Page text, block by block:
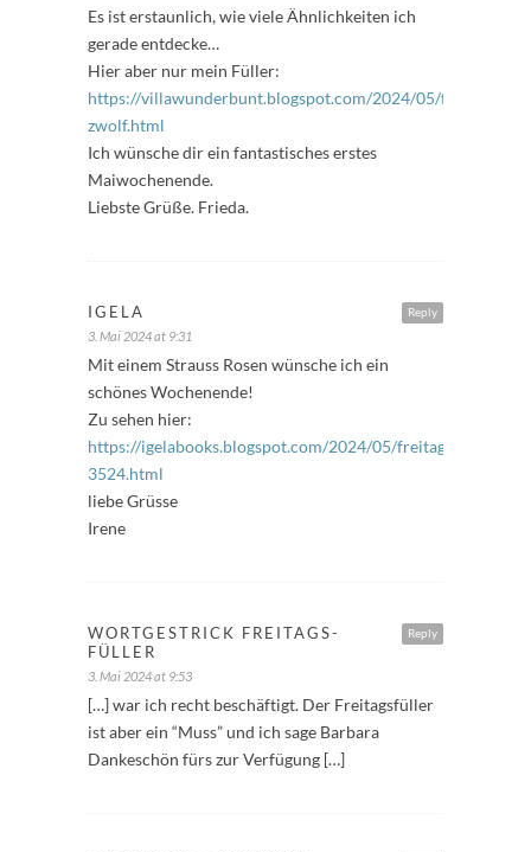
Es ist erstaunlich, wie viele Ähnlichkeiten ich
gerade entdecke…
Hier aber nur mein Füller:
https://villawunderbunt.blogspot.com/2024/05/
zwolf.html
Ich wünsche dir ein fantastisches erstes
Maiwochenende.
Liebste Grüße. Frieda.
Reply
IGELA
3. Mai 2024 at 9:31
Mit einem Strauss Rosen wünsche ich ein
schönes Wochenende!
Zu sehen hier:
https://igelabooks.blogspot.com/2024/05/freitagsfuller-
3524.html
liebe Grüsse
Irene
Reply
WORTGESTRICK FREITAGS-
FÜLLER
3. Mai 2024 at 9:53
[…] war ich recht beschäftigt. Der Freitagsfüller
ist aber ein “Muss” und ich sage Barbara
Dankeschön fürs zur Verfügung […]